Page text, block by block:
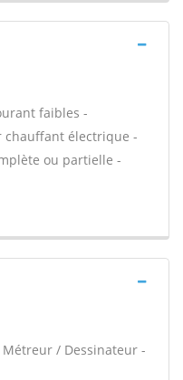
faibles -
chauffant électrique -
ou partielle -
/ Dessinateur -